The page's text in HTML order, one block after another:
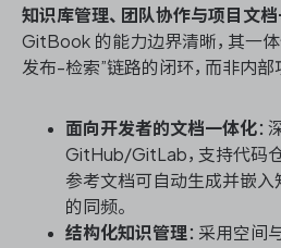
知识库管理、团队协作与项目文
GitBook 的能力边界清晰，其一
发布-检索”链路的闭环，而非内部
面向开发者的文档一体化：
GitHub/GitLab，支持代码
参考文档可自动生成并嵌入
的同频。
结构化知识管理：采用空间